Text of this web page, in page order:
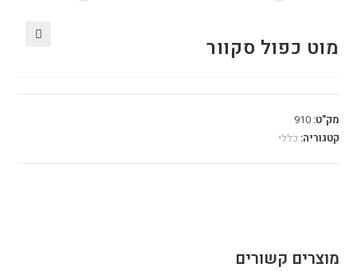
מוט כפול סקוור
מק"ט:910
קטגוריה: כללי
מוצרים קשורים